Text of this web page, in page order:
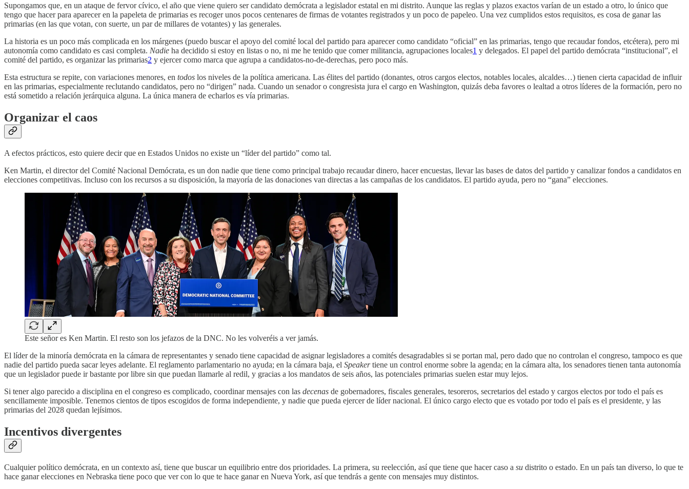
Supongamos que, en un ataque de fervor cívico, el año que viene quiero ser candidato demócrata a legislador estatal en mi distrito. Aunque las reglas y plazos exactos varían de un estado a otro, lo único que
tengo que hacer para aparecer en la papeleta de primarias es recoger unos pocos centenares de firmas de votantes registrados y un poco de papeleo. Una vez cumplidos estos requisitos, es cosa de ganar las
primarias (en las que votan, con suerte, un par de millares de votantes) y las generales.
La historia es un poco más complicada en los márgenes (puedo buscar el apoyo del comité local del partido para aparecer como candidato “oficial” en las primarias, tengo que recaudar fondos, etcétera), pero mi
autonomía como candidato es casi completa. Nadie ha decidido si estoy en listas o no, ni me he tenido que comer militancia, agrupaciones locales1 y delegados. El papel del partido demócrata “institucional”, el
comité del partido, es organizar las primarias2 y ejercer como marca que agrupa a candidatos-no-de-derechas, pero poco más.
Esta estructura se repite, con variaciones menores, en todos los niveles de la política americana. Las élites del partido (donantes, otros cargos electos, notables locales, alcaldes…) tienen cierta capacidad de influir
en las primarias, especialmente reclutando candidatos, pero no “dirigen” nada. Cuando un senador o congresista jura el cargo en Washington, quizás deba favores o lealtad a otros líderes de la formación, pero no
está sometido a relación jerárquica alguna. La única manera de echarlos es vía primarias.
Organizar el caos
A efectos prácticos, esto quiere decir que en Estados Unidos no existe un “líder del partido” como tal.
Ken Martin, el director del Comité Nacional Demócrata, es un don nadie que tiene como principal trabajo recaudar dinero, hacer encuestas, llevar las bases de datos del partido y canalizar fondos a candidatos en
elecciones competitivas. Incluso con los recursos a su disposición, la mayoría de las donaciones van directas a las campañas de los candidatos. El partido ayuda, pero no “gana” elecciones.
Este señor es Ken Martin. El resto son los jefazos de la DNC. No les volveréis a ver jamás.
El líder de la minoría demócrata en la cámara de representantes y senado tiene capacidad de asignar legisladores a comités desagradables si se portan mal, pero dado que no controlan el congreso, tampoco es que
nadie del partido pueda sacar leyes adelante. El reglamento parlamentario no ayuda; en la cámara baja, el Speakertiene un control enorme sobre la agenda; en la cámara alta, los senadores tienen tanta autonomía
que un legislador puede ir bastante por libre sin que puedan llamarle al redil, y gracias a los mandatos de seis años, las potenciales primarias suelen estar muy lejos.
Si tener algo parecido a disciplina en el congreso es complicado, coordinar mensajes con las decenas de gobernadores, fiscales generales, tesoreros, secretarios del estado y cargos electos por todo el país es
sencillamente imposible. Tenemos cientos de tipos escogidos de forma independiente, y nadie que pueda ejercer de líder nacional. El único cargo electo que es votado por todo el país es el presidente, y las
primarias del 2028 quedan lejísimos.
Incentivos divergentes
Cualquier político demócrata, en un contexto así, tiene que buscar un equilibrio entre dos prioridades. La primera, su reelección, así que tiene que hacer caso a su distrito o estado. En un país tan diverso, lo que te
hace ganar elecciones en Nebraska tiene poco que ver con lo que te hace ganar en Nueva York, así que tendrás a gente con mensajes muy distintos.